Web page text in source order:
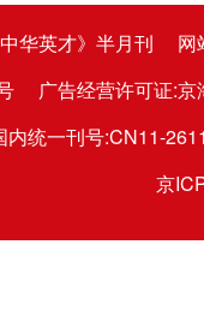
华英才》半月刊
网
广告经营许可证:
内统一刊号:CN11-
京